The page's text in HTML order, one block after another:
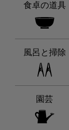
食卓の道具
風呂と掃除
園芸